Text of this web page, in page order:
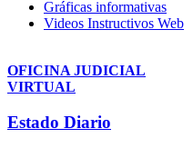
Gráficas informativas
Videos Instructivos Web
OFICINA JUDICIAL
VIRTUAL
Estado Diario